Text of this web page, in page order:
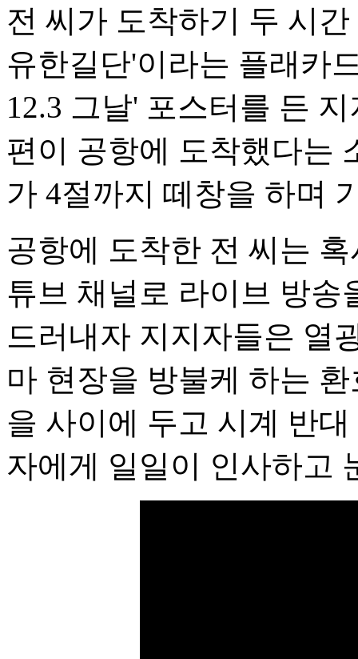
전 씨가 도착하기 두 시
유한길단'이라는 플래카
12.3 그날' 포스터를 든
편이 공항에 도착했다는
가 4절까지 떼창을 하며
공항에 도착한 전 씨는
튜브 채널로 라이브 방송
드러내자 지지자들은 열
마 현장을 방불케 하는
을 사이에 두고 시계 반
자에게 일일이 인사하고